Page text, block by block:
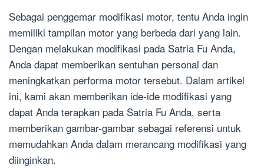
Sebagai penggemar modifikasi motor, tentu Anda ingin
memiliki tampilan motor yang berbeda dari yang lain.
Dengan melakukan modifikasi pada Satria Fu Anda,
Anda dapat memberikan sentuhan personal dan
meningkatkan performa motor tersebut. Dalam artikel
ini, kami akan memberikan ide-ide modifikasi yang
dapat Anda terapkan pada Satria Fu Anda, serta
memberikan gambar-gambar sebagai referensi untuk
memudahkan Anda dalam merancang modifikasi yang
diinginkan.